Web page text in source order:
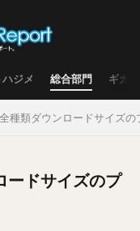
ジメ 総合部門 ギガ
種類ダウンロードサイズの
ードサイズのプ